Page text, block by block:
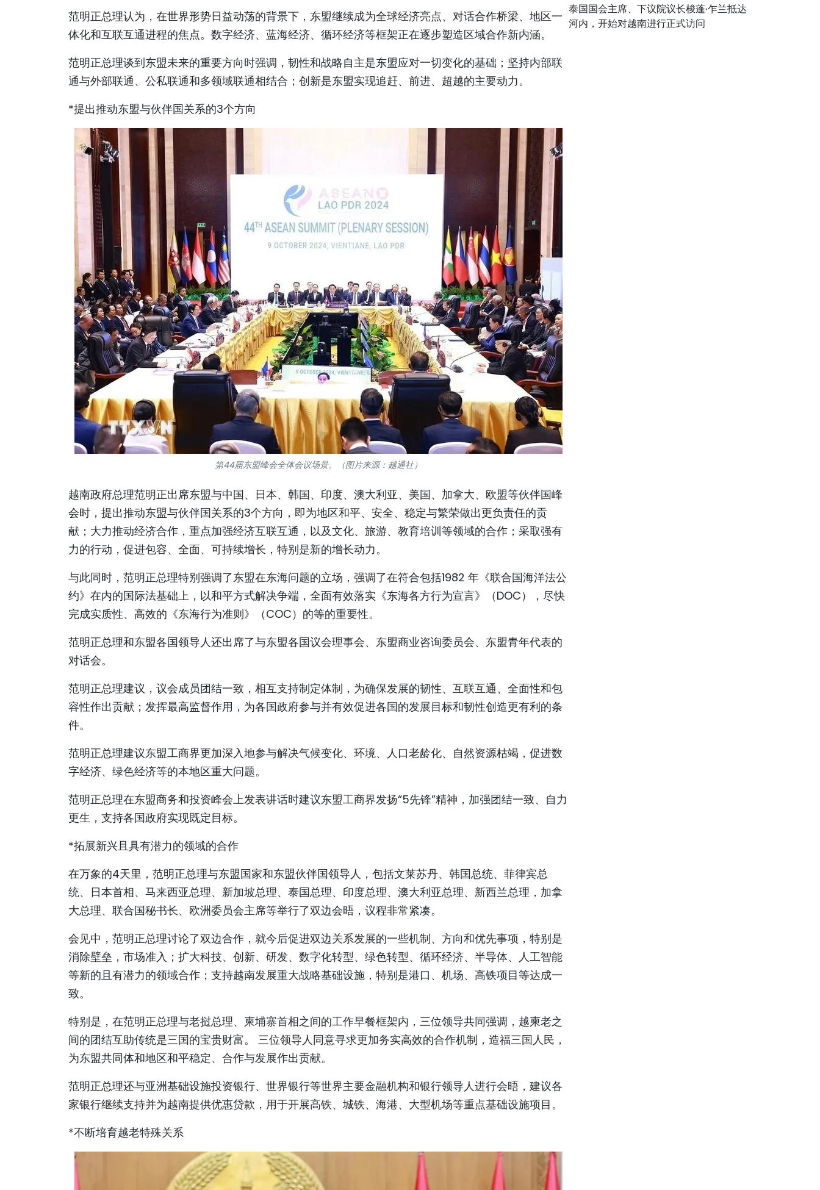
范明正总理认为，在世界形势日益动荡的背景下，东盟继续成为全球经济亮点、对话合作桥梁、地区一
体化和互联互通进程的焦点。数字经济、蓝海经济、循环经济等框架正在逐步塑造区域合作新内涵。
范明正总理谈到东盟未来的重要方向时强调，韧性和战略自主是东盟应对一切变化的基础；坚持内部联
通与外部联通、公私联通和多领域联通相结合；创新是东盟实现追赶、前进、超越的主要动力。
*提出推动东盟与伙伴国关系的3个方向
第44届东盟峰会全体会议场景。（图片来源：越通社）
越南政府总理范明正出席东盟与中国、日本、韩国、印度、澳大利亚、美国、加拿大、欧盟等伙伴国峰
会时，提出推动东盟与伙伴国关系的3个方向，即为地区和平、安全、稳定与繁荣做出更负责任的贡
献；大力推动经济合作，重点加强经济互联互通，以及文化、旅游、教育培训等领域的合作；采取强有
力的行动，促进包容、全面、可持续增长，特别是新的增长动力。
与此同时，范明正总理特别强调了东盟在东海问题的立场，强调了在符合包括1982 年《联合国海洋法公
约》在内的国际法基础上，以和平方式解决争端，全面有效落实《东海各方行为宣言》（DOC），尽快
完成实质性、高效的《东海行为准则》（COC）的等的重要性。
范明正总理和东盟各国领导人还出席了与东盟各国议会理事会、东盟商业咨询委员会、东盟青年代表的
对话会。
范明正总理建议，议会成员团结一致，相互支持制定体制，为确保发展的韧性、互联互通、全面性和包
容性作出贡献；发挥最高监督作用，为各国政府参与并有效促进各国的发展目标和韧性创造更有利的条
件。
范明正总理建议东盟工商界更加深入地参与解决气候变化、环境、人口老龄化、自然资源枯竭，促进数
字经济、绿色经济等的本地区重大问题。
范明正总理在东盟商务和投资峰会上发表讲话时建议东盟工商界发扬“5先锋”精神，加强团结一致、自力
更生，支持各国政府实现既定目标。
*拓展新兴且具有潜力的领域的合作
在万象的4天里，范明正总理与东盟国家和东盟伙伴国领导人，包括文莱苏丹、韩国总统、菲律宾总
统、日本首相、马来西亚总理、新加坡总理、泰国总理、印度总理、澳大利亚总理、新西兰总理，加拿
大总理、联合国秘书长、欧洲委员会主席等举行了双边会晤，议程非常紧凑。
会见中，范明正总理讨论了双边合作，就今后促进双边关系发展的一些机制、方向和优先事项，特别是
消除壁垒，市场准入；扩大科技、创新、研发、数字化转型、绿色转型、循环经济、半导体、人工智能
等新的且有潜力的领域合作；支持越南发展重大战略基础设施，特别是港口、机场、高铁项目等达成一
致。
特别是，在范明正总理与老挝总理、柬埔寨首相之间的工作早餐框架内，三位领导共同强调，越柬老之
间的团结互助传统是三国的宝贵财富。 三位领导人同意寻求更加务实高效的合作机制，造福三国人民，
为东盟共同体和地区和平稳定、合作与发展作出贡献。
范明正总理还与亚洲基础设施投资银行、世界银行等世界主要金融机构和银行领导人进行会晤，建议各
家银行继续支持并为越南提供优惠贷款，用于开展高铁、城铁、海港、大型机场等重点基础设施项目。
*不断培育越老特殊关系
泰国国会主席、下议院议长梭蓬·乍兰抵达
河内，开始对越南进行正式访问